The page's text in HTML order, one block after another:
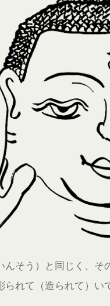
んそう）と同じく、
られて（造られて）